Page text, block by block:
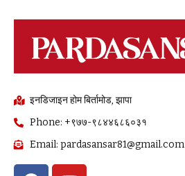
इनडिजाइन होम बिर्तामोड, झापा
Phone: +९७७-९८४४६८६०३१
Email: pardasansar81@gmail.com